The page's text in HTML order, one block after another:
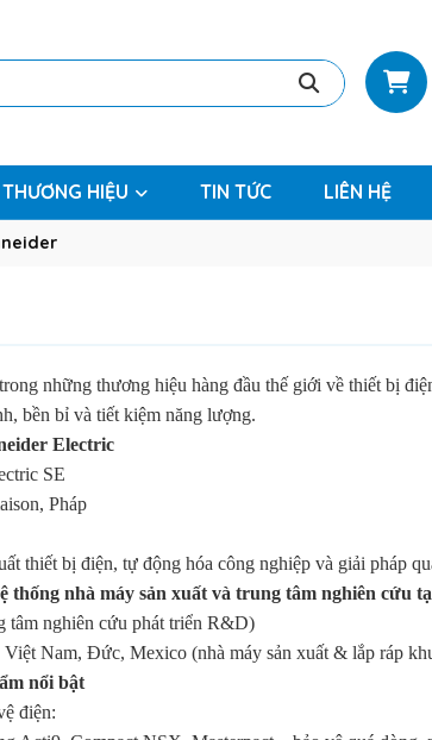
THƯƠNG HIỆU TIN TỨC LIÊN HỆ
những thương hiệu hàng đầu thế giới về thiết bị
bền bỉ và tiết kiệm năng lượng.
Electric
SE
Pháp
thiết bị điện, tự động hóa công nghiệp và giải pháp
thống nhà máy sản xuất và trung tâm nghiên cứu
tâm nghiên cứu phát triển R&D)
Nam, Đức, Mexico (nhà máy sản xuất & lắp ráp
nổi bật
điện: